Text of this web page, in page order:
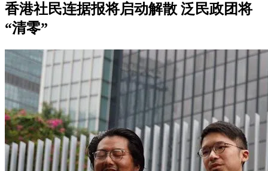
香港社民连据报将启动解散 泛民政团将
“清零”